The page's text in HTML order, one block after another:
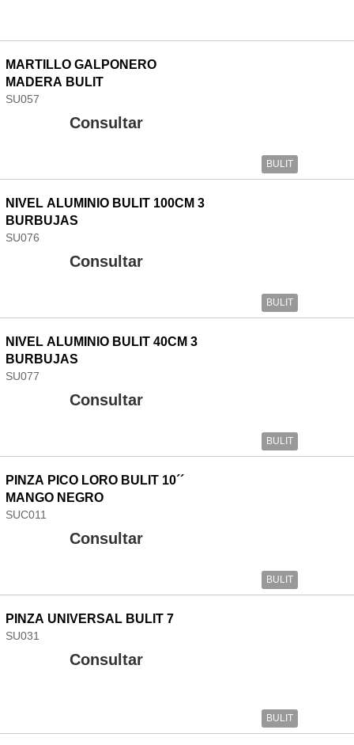
BULIT
MARTILLO GALPONERO
MADERA BULIT
SU057
Consultar
BULIT
NIVEL ALUMINIO BULIT 100CM 3
BURBUJAS
SU076
Consultar
BULIT
NIVEL ALUMINIO BULIT 40CM 3
BURBUJAS
SU077
Consultar
BULIT
PINZA PICO LORO BULIT 10´´
MANGO NEGRO
SUC011
Consultar
BULIT
PINZA UNIVERSAL BULIT 7
SU031
Consultar